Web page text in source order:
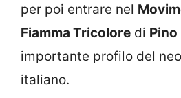
per poi entrare nel
Fiamma Tricolore di Pino
importante profilo del
italiano.